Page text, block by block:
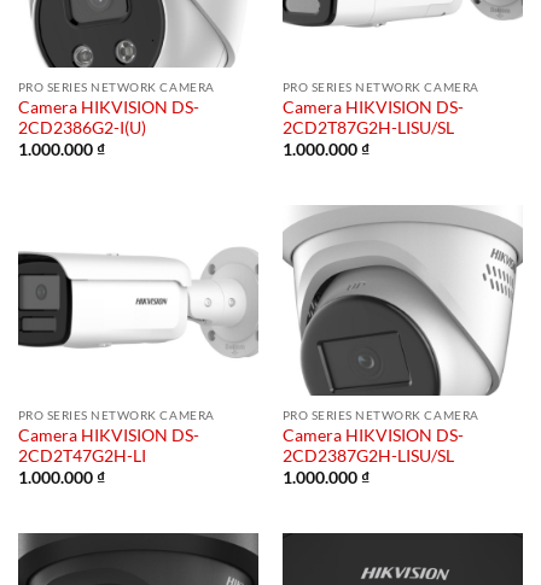
PRO SERIES NETWORK CAMERA
Camera HIKVISION DS-
2CD2386G2-I(U)
1.000.000₫
PRO SERIES NETWORK CAMERA
Camera HIKVISION DS-
2CD2T87G2H-LISU/SL
1.000.000₫
PRO SERIES NETWORK CAMERA
Camera HIKVISION DS-
2CD2T47G2H-LI
1.000.000₫
PRO SERIES NETWORK CAMERA
Camera HIKVISION DS-
2CD2387G2H-LISU/SL
1.000.000₫